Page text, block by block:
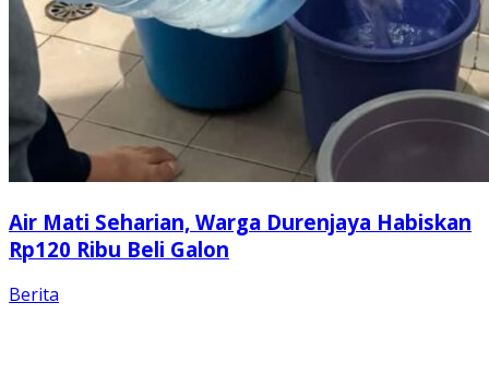
Air Mati Seharian, Warga Durenjaya Habiskan
Rp120 Ribu Beli Galon
Berita